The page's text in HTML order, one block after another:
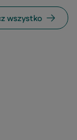
wszystko